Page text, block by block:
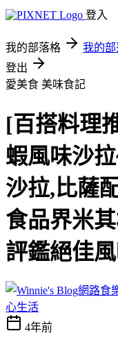
登入
我的部落格 我的
登出
愛美食 美味食記
[百搭料理
蝦風味沙
沙拉,比薩
食品界米
評鑑絕佳
心生活
4年前